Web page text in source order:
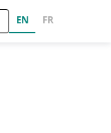
EN FR